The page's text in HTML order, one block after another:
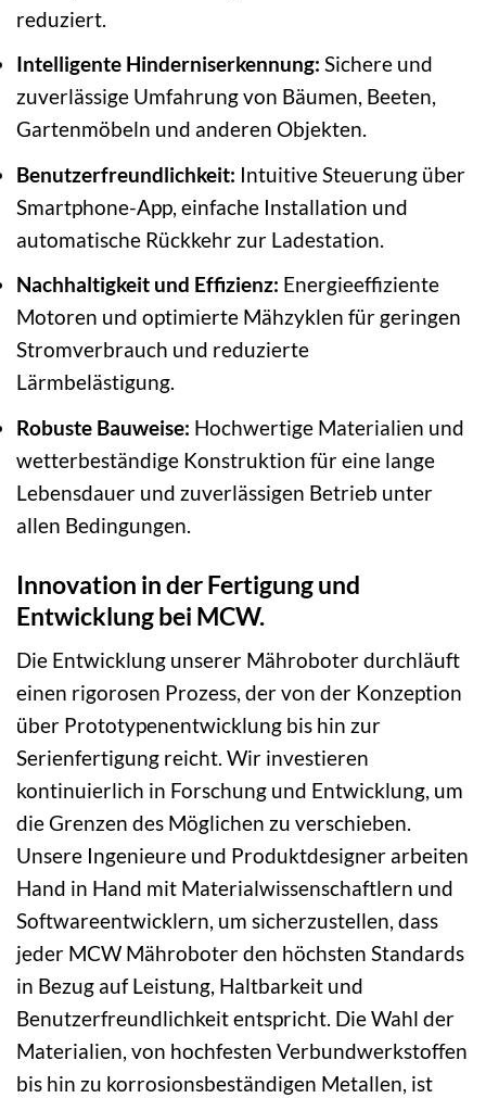
reduziert.
Intelligente Hinderniserkennung: Sichere und
zuverlässige Umfahrung von Bäumen, Beeten,
Gartenmöbeln und anderen Objekten.
Benutzerfreundlichkeit: Intuitive Steuerung über
Smartphone-App, einfache Installation und
automatische Rückkehr zur Ladestation.
Nachhaltigkeit und Effizienz: Energieeffiziente
Motoren und optimierte Mähzyklen für geringen
Stromverbrauch und reduzierte
Lärmbelästigung.
Robuste Bauweise: Hochwertige Materialien und
wetterbeständige Konstruktion für eine lange
Lebensdauer und zuverlässigen Betrieb unter
allen Bedingungen.
Innovation in der Fertigung und
Entwicklung bei MCW.
Die Entwicklung unserer Mähroboter durchläuft
einen rigorosen Prozess, der von der Konzeption
über Prototypenentwicklung bis hin zur
Serienfertigung reicht. Wir investieren
kontinuierlich in Forschung und Entwicklung, um
die Grenzen des Möglichen zu verschieben.
Unsere Ingenieure und Produktdesigner arbeiten
Hand in Hand mit Materialwissenschaftlern und
Softwareentwicklern, um sicherzustellen, dass
jeder MCW Mähroboter den höchsten Standards
in Bezug auf Leistung, Haltbarkeit und
Benutzerfreundlichkeit entspricht. Die Wahl der
Materialien, von hochfesten Verbundwerkstoffen
bis hin zu korrosionsbeständigen Metallen, ist